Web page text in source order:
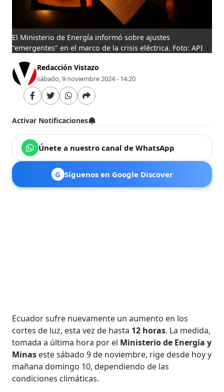
El Ministerio de Energía informó sobre ajustes
"emergentes" en el marco de la crisis eléctrica. Foto: API
Redacción Vistazo
sábado, 9 noviembre 2024 - 14:20
Activar Notificaciones
Únete a nuestro canal de WhatsApp
G Síguenos en Google Discover
Ecuador sufre nuevamente un aumento en los
cortes de luz, esta vez de hasta 12 horas. La medida,
tomada a última hora por el Ministerio de Energía y
Minas este sábado 9 de noviembre, rige desde hoy y
mañana domingo 10, dependiendo de las
condiciones climáticas.